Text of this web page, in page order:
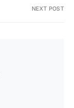
NEXT POST